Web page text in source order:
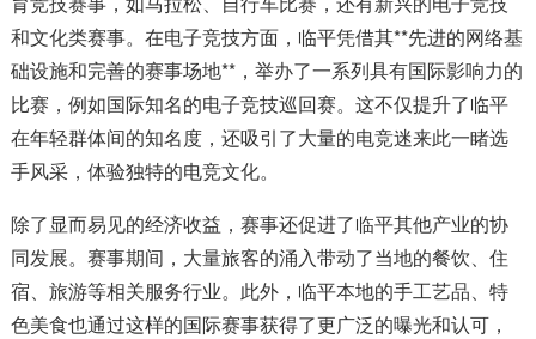
和文化类赛事。在电子竞技方面，临平凭借其**先进的网络基
础设施和完善的赛事场地**，举办了一系列具有国际影响力的
比赛，例如国际知名的电子竞技巡回赛。这不仅提升了临平
在年轻群体间的知名度，还吸引了大量的电竞迷来此一睹选
手风采，体验独特的电竞文化。
除了显而易见的经济收益，赛事还促进了临平其他产业的协
同发展。赛事期间，大量旅客的涌入带动了当地的餐饮、住
宿、旅游等相关服务行业。此外，临平本地的手工艺品、特
色美食也通过这样的国际赛事获得了更广泛的曝光和认可，